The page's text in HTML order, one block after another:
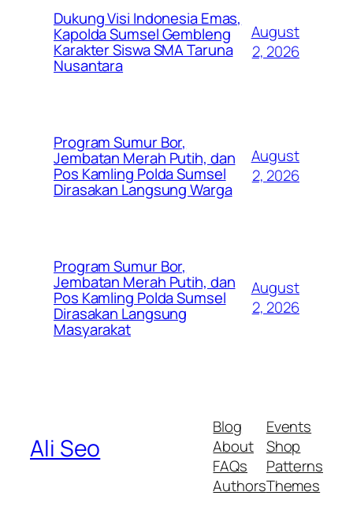
Dukung Visi Indonesia Emas,
Kapolda Sumsel Gembleng
Karakter Siswa SMA Taruna
Nusantara
August
2, 2026
Program Sumur Bor,
Jembatan Merah Putih, dan
Pos Kamling Polda Sumsel
Dirasakan Langsung Warga
August
2, 2026
Program Sumur Bor,
Jembatan Merah Putih, dan
Pos Kamling Polda Sumsel
Dirasakan Langsung
Masyarakat
August
2, 2026
Ali Seo
Blog
About
FAQs
Authors
Events
Shop
Patterns
Themes